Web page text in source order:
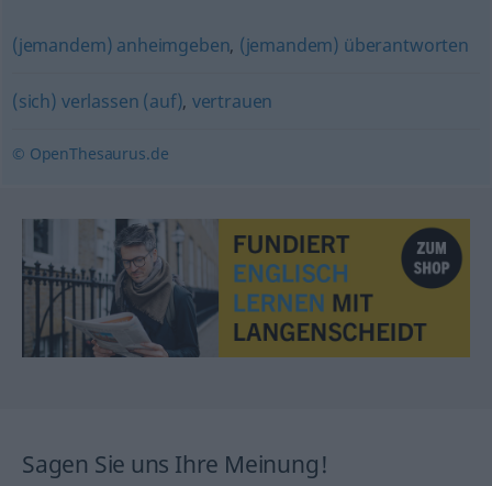
(jemandem) anheimgeben, (jemandem) überantworten
(sich) verlassen (auf), vertrauen
© OpenThesaurus.de
Sagen Sie uns Ihre Meinung!